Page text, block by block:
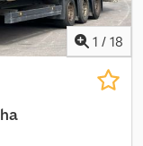
1 / 18